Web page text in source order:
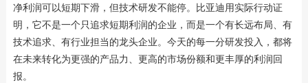
净利润可以短期下滑，但技术研发不能停。比亚迪用实际行动证
明，它不是一个只追求短期利润的企业，而是一个有长远布局、有
技术追求、有行业担当的龙头企业。今天的每一分研发投入，都将
在未来转化为更强的产品力、更高的市场份额和更丰厚的利润回
报。